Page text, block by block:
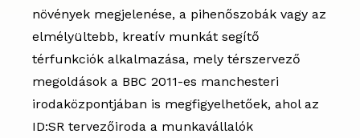
növények megjelenése, a pihenőszobák vagy az
elmélyültebb, kreatív munkát segítő
térfunkciók alkalmazása, mely térszervező
megoldások a BBC 2011-es manchesteri
irodaközpontjában is megfigyelhetőek, ahol az
ID:SR tervezőiroda a munkavállalók